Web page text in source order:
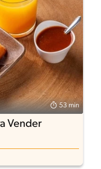
53 min
Vender